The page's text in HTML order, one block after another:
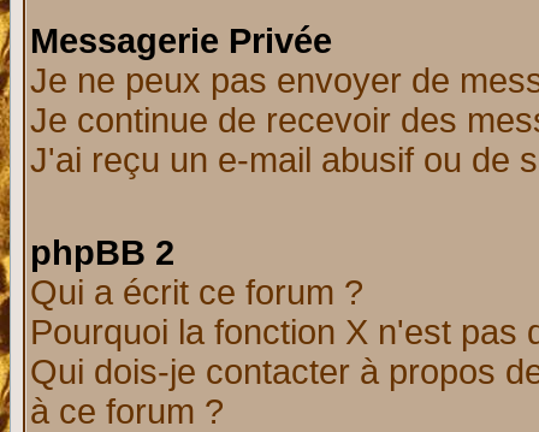
Messagerie Privée
Je ne peux pas envoyer de
Je continue de recevoir des
J'ai reçu un e-mail abusif ou de
phpBB 2
Qui a écrit ce forum ?
Pourquoi la fonction X n'est pas
Qui dois-je contacter à propos
à ce forum ?